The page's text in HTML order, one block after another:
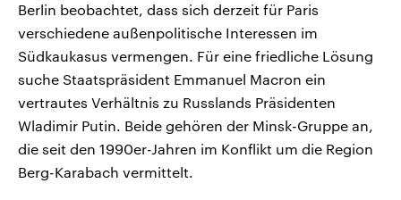
Berlin beobachtet, dass sich derzeit für Paris
verschiedene außenpolitische Interessen im
Südkaukasus vermengen. Für eine friedliche Lösung
suche Staatspräsident Emmanuel Macron ein
vertrautes Verhältnis zu Russlands Präsidenten
Wladimir Putin. Beide gehören der Minsk-Gruppe an,
die seit den 1990er-Jahren im Konflikt um die Region
Berg-Karabach vermittelt.